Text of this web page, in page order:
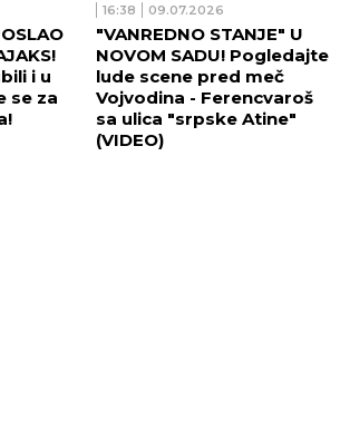
i u
se za
16:38 09.07.2026
"VANREDNO STANJE" U
NOVOM SADU! Pogledajte
lude scene pred meč
Vojvodina - Ferencvaroš
sa ulica "srpske Atine"
(VIDEO)